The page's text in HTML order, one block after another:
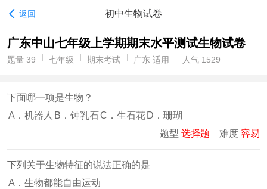
返回 初中生物试卷
广东中山七年级上学期期末水平测试生物试卷
题量 39 七年级 期末考试 广东 适用 人气 1529
下面哪一项是生物？
A．机器人 B．钟乳石C．生石花 D．珊瑚
题型 选择题 难度 容易
下列关于生物特征的说法正确的是
A．生物都能自由运动